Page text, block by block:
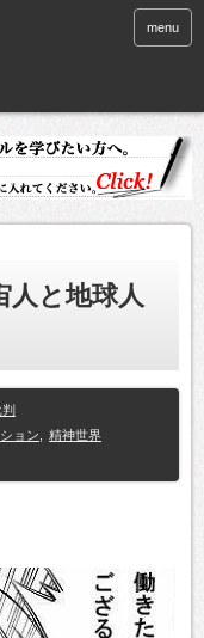
menu
人と地球人
ョン
精神世界